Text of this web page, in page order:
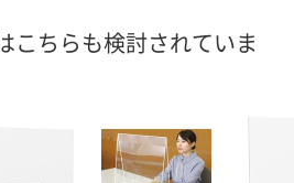
直送品 直送品
こちらも検討されていま